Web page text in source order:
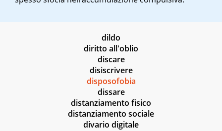
dildo
diritto all'oblio
discare
disiscrivere
disposofobia
dissare
distanziamento fisico
distanziamento sociale
divario digitale